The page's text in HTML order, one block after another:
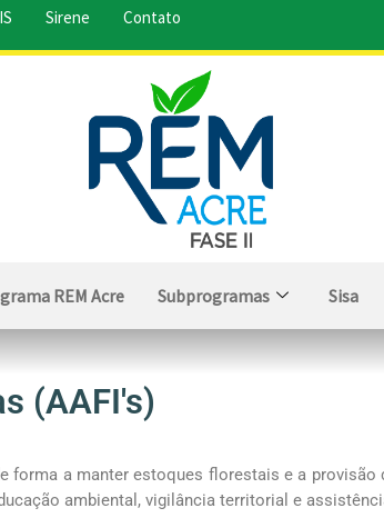
Sirene Contato
REM Acre Subprogramas Sisa
(AAFI's)
forma a manter estoques florestais e a
ambiental, vigilância territorial e